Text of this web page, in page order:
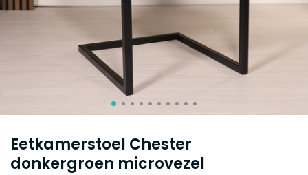
Eetkamerstoel Chester
donkergroen microvezel